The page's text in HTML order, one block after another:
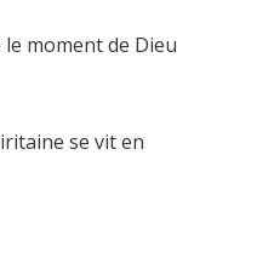
moment de Dieu
se vit en